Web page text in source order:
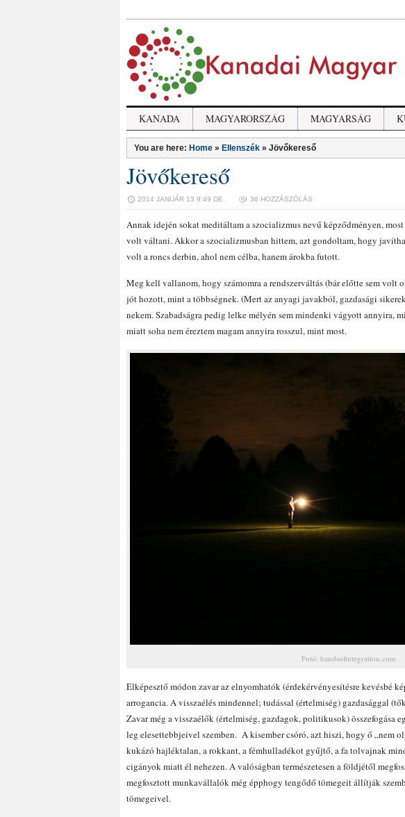
KANADA MAGYARORSZÁG MAGYARSÁG
You are here: Home » Ellenszék » Jövőkereső
Jövőkereső
2014 JANUÁR 13 9:49 DE. 36 HOZZÁSZÓLÁS
Annak idején sokat meditáltam a szocializmus nevű képződményen,
volt váltani. Akkor a szocializmusban hittem, azt gondoltam, hogy
volt a roncs derbin, ahol nem célba, hanem árokba futott.
Meg kell vallanom, hogy számomra a rendszerváltás (bár előtte sem volt
jót hozott, mint a többségnek. (Mert az anyagi javakból, gazdasági
nekem. Szabadságra pedig lelke mélyén sem mindenki vágyott annyira,
miatt soha nem éreztem magam annyira rosszul, mint most.
Fotó: handsofintegration.com
Elképesztő módon zavar az elnyomhatók (érdekérvényesítésre kevésbé
arrogancia. A visszaélés mindennel; tudással (értelmiség) gazdasággal
Zavar még a visszaélők (értelmiség, gazdagok, politikusok) összefogása
leg elesettebbjeivel szemben. A kisember csóró, azt hiszi, hogy ő „nem
kukázó hajléktalan, a rokkant, a fémhulladékot gyűjtő, a fa tolvajnak
cigányok miatt él nehezen. A valóságban természetesen a földjétől
megfosztott munkavállalók még épphogy tengődő tömegeit állítják
tömegeivel.